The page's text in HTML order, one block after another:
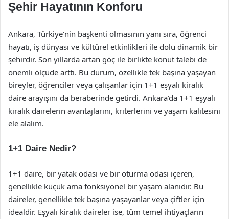
Şehir Hayatının Konforu
Ankara, Türkiye’nin başkenti olmasının yanı sıra, öğrenci
hayatı, iş dünyası ve kültürel etkinlikleri ile dolu dinamik bir
şehirdir. Son yıllarda artan göç ile birlikte konut talebi de
önemli ölçüde arttı. Bu durum, özellikle tek başına yaşayan
bireyler, öğrenciler veya çalışanlar için 1+1 eşyalı kiralık
daire arayışını da beraberinde getirdi. Ankara’da 1+1 eşyalı
kiralık dairelerin avantajlarını, kriterlerini ve yaşam kalitesini
ele alalım.
1+1 Daire Nedir?
1+1 daire, bir yatak odası ve bir oturma odası içeren,
genellikle küçük ama fonksiyonel bir yaşam alanıdır. Bu
daireler, genellikle tek başına yaşayanlar veya çiftler için
idealdir. Eşyalı kiralık daireler ise, tüm temel ihtiyaçların